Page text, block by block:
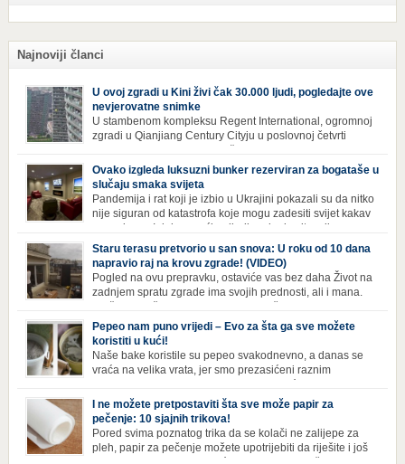
Najnoviji članci
U ovoj zgradi u Kini živi čak 30.000 ljudi, pogledajte ove
nevjerovatne snimke
U stambenom kompleksu Regent International, ogromnoj
zgradi u Qianjiang Century Cityju u poslovnoj četvrti
koji nikad ne moraju izaći iz njega. Naime, s obzirom na to da unutar
zgrade mogu pronaći sve potrepštine koje im zatrebaju, stanari ovog
kompleksa zapravo nemaju potrebe izlaziti izvan njega ako […]
Ovako izgleda luksuzni bunker rezerviran za bogataše u
slučaju smaka svijeta
Pandemija i rat koji je izbio u Ukrajini pokazali su da nitko
nije siguran od katastrofa koje mogu zadesiti svijet kakav
poznajemo. I dok se većina ljudi nada da situacija u
svijetu neće postati još gora te da su prijetnje nuklearnim oružjem
isprazne, ima i onih koji se spremaju za najgori scenariji. Naime,
Survival Condo […]
Staru terasu pretvorio u san snova: U roku od 10 dana
napravio raj na krovu zgrade! (VIDEO)
Pogled na ovu prepravku, ostaviće vas bez daha Život na
zadnjem spratu zgrade ima svojih prednosti, ali i mana.
Izloženost kiši, suncu, vetru i snijegu čini da se materijali
brže troše, a terasa poprimi ruiniran izgled. Ovaj muškarac je promijenio
sve, kada je renovirao terasu i sebi stvorio zaista rajski kutak. Uživajte i
vi u […]
Pepeo nam puno vrijedi – Evo za šta ga sve možete
koristiti u kući!
Naše bake koristile su pepeo svakodnevno, a danas se
vraća na velika vrata, jer smo prezasićeni raznim
toksinima iz industrijskih preparata za kućnu higijenu.
Izbjeljivač bez premca Čak i kada se pere najboljim deterdžentima, uz
dodatak izbjeljivača, rublje ne dobija blistavu bjelinu. Možda niste znali
da je cijeđ drvenog pepela fenomenalno sredstvo za pranje bijelog […]
I ne možete pretpostaviti šta sve može papir za
pečenje: 10 sjajnih trikova!
Pored svima poznatog trika da se kolači ne zalijepe za
pleh, papir za pečenje možete upotrijebiti da riješite i još